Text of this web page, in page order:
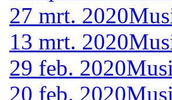
27 mrt. 2020
13 mrt. 2020
29 feb. 2020
20 feb. 2020